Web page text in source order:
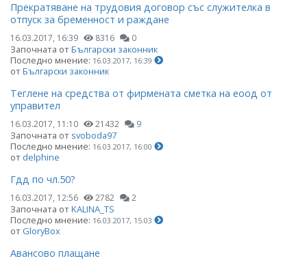
Прекратяване на трудовия договор със служителка в
отпуск за бременност и раждане
16.03.2017, 16:39 8316 0
Започната отБългарски законник
Последно мнение: 16.03.2017, 16:39
отБългарски законник
Теглене на средства от фирмената сметка на еоод от
управител
16.03.2017, 11:10 21432 9
Започната от svoboda97
Последно мнение: 16.03.2017, 16:00
от delphine
Гдд по чл.50?
16.03.2017, 12:56 2782 2
Започната отKALINA_TS
Последно мнение: 16.03.2017, 15:03
отGloryBox
Авансово плащане